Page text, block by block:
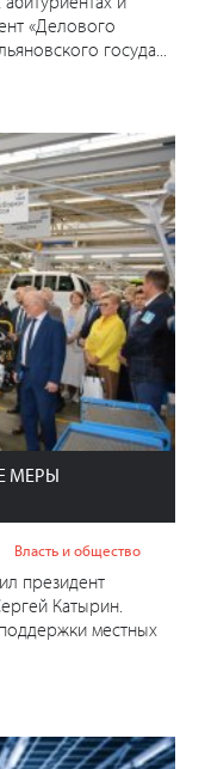
«Делового
госуда...
МЕРЫ
Власть и общество
президент
Катырин.
местных